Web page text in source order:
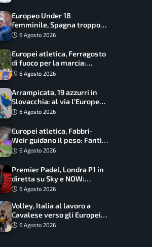
Europeo Under 18
femminile, Spagna troppo
forte: Italia battuta 95-41,
6 Agosto 2026
Europei atletica, Ferragosto
di fuoco per la marcia:
Palmisano, Stano e
6 Agosto 2026
Arrampicata, 19 azzurri in
Slovacchia: al via l’Europe
Series Lead, tappa decisiva
6 Agosto 2026
Europei atletica, Fabbri-
Weir guidano il peso: Fantini
difende il titolo nel martello
6 Agosto 2026
Premier Padel, Londra P1 in
diretta su Sky e NOW:
programma, orari e
6 Agosto 2026
Volley, Italia al lavoro a
Cavalese verso gli Europei:
oggi allenamento aperto ai
6 Agosto 2026